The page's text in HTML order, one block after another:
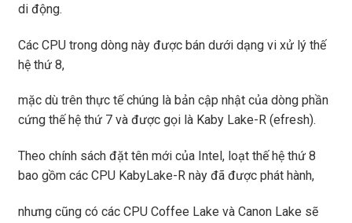
di động.
Các CPU trong dòng này được bán dưới dạng vi xử lý thế
hệ thứ 8,
mặc dù trên thực tế chúng là bản cập nhật của dòng phần
cứng thế hệ thứ 7 và được gọi là Kaby Lake-R (efresh).
Theo chính sách đặt tên mới của Intel, loạt thế hệ thứ 8
bao gồm các CPU KabyLake-R này đã được phát hành,
nhưng cũng có các CPU Coffee Lake và Canon Lake sẽ